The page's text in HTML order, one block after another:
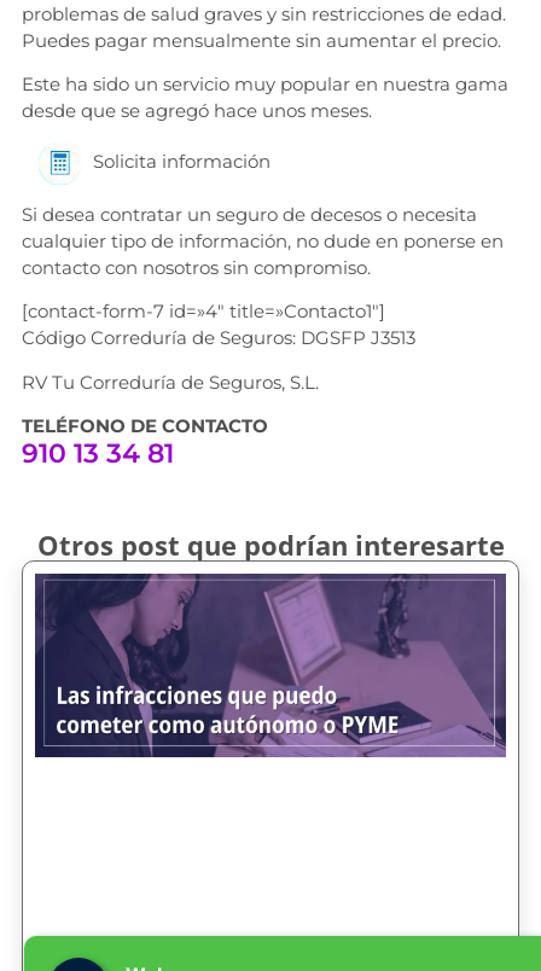
problemas de salud graves y sin restricciones de edad.
Puedes pagar mensualmente sin aumentar el precio.
Este ha sido un servicio muy popular en nuestra gama
desde que se agregó hace unos meses.
Solicita información
Si desea contratar un seguro de decesos o necesita
cualquier tipo de información, no dude en ponerse en
contacto con nosotros sin compromiso.
[contact-form-7 id=»4″ title=»Contacto1″]
Código Correduría de Seguros: DGSFP J3513
RV Tu Correduría de Seguros, S.L.
TELÉFONO DE CONTACTO
910 13 34 81
Otros post que podrían interesarte